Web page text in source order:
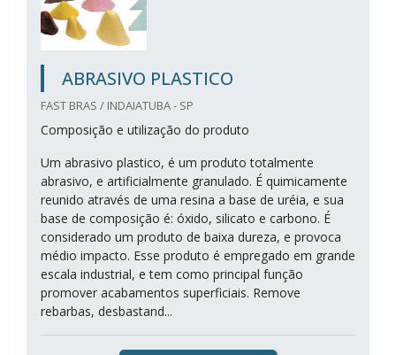
ABRASIVO PLASTICO
FAST BRAS / INDAIATUBA - SP
Composição e utilização do produto
Um abrasivo plastico, é um produto totalmente
abrasivo, e artificialmente granulado. É quimicamente
reunido através de uma resina a base de uréia, e sua
base de composição é: óxido, silicato e carbono. É
considerado um produto de baixa dureza, e provoca
médio impacto. Esse produto é empregado em grande
escala industrial, e tem como principal função
promover acabamentos superficiais. Remove
rebarbas, desbastand...